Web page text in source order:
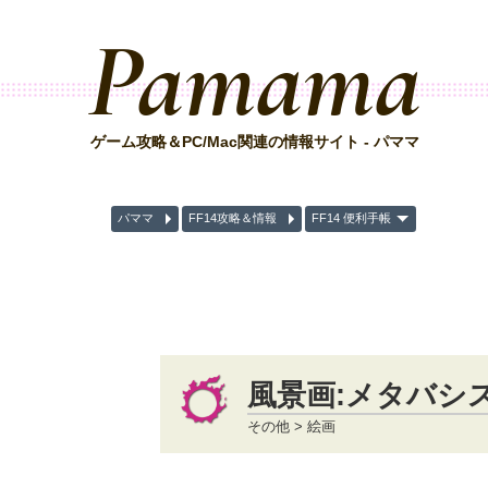
Pamama
ゲーム攻略＆PC/Mac関連の情報サイト - パママ
パママ FF14攻略＆情報 FF14 便利手帳
風景画:メタバシ
その他 > 絵画